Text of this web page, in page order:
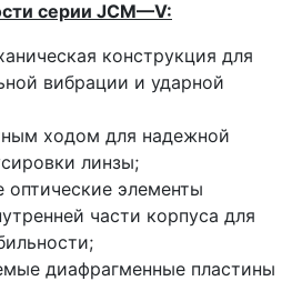
серии JCM—V:
конструкция для
вибрации и ударной
ходом для надежной
линзы;
оптические элементы
части корпуса для
диафрагменные пластины